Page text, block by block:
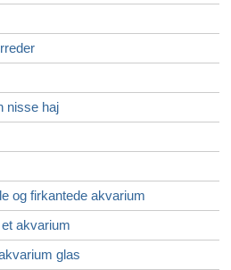
partnerskaber
nisse haj
og firkantede akvarium
akvarium
glas